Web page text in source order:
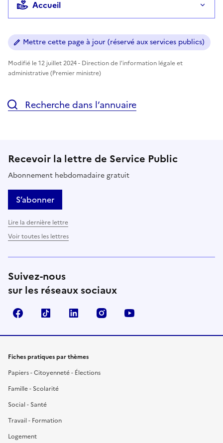
Accueil
Mettre cette page à jour (réservé aux services publics)
Modifié le 12 juillet 2024 - Direction de l'information légale et
administrative (Premier ministre)
Recherche dans l’annuaire
Recevoir la lettre de Service Public
Abonnement hebdomadaire gratuit
S’abonner
Lire la dernière lettre
Voir toutes les lettres
Suivez-nous
sur les réseaux sociaux
FacebookTikTok LinkedIn Instagram
Fiches pratiques par thèmes
Papiers - Citoyenneté - Élections
Famille - Scolarité
Social - Santé
Travail - Formation
Logement